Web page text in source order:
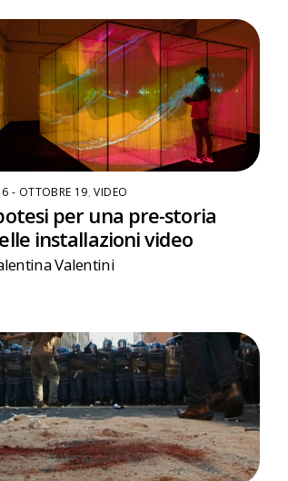
- OTTOBRE 19,VIDEO
per una pre-storia
installazioni video
Valentini